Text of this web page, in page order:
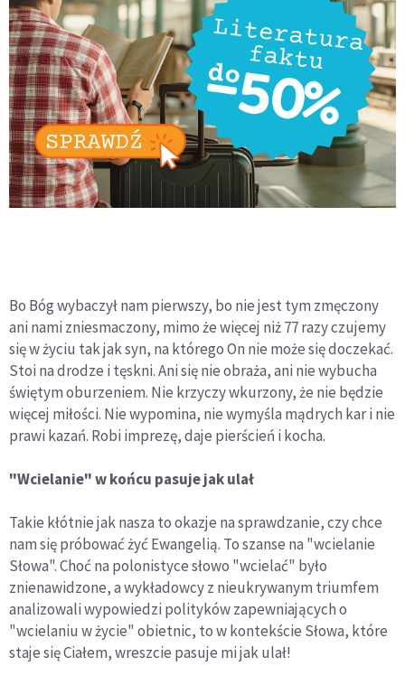
Bo Bóg wybaczył nam pierwszy, bo nie jest tym zmęczony
ani nami zniesmaczony, mimo że więcej niż 77 razy czujemy
się w życiu tak jak syn, na którego On nie może się doczekać.
Stoi na drodze i tęskni. Ani się nie obraża, ani nie wybucha
świętym oburzeniem. Nie krzyczy wkurzony, że nie będzie
więcej miłości. Nie wypomina, nie wymyśla mądrych kar i nie
prawi kazań. Robi imprezę, daje pierścień i kocha.
"Wcielanie" w końcu pasuje jak ulał
Takie kłótnie jak nasza to okazje na sprawdzanie, czy chce
nam się próbować żyć Ewangelią. To szanse na "wcielanie
Słowa". Choć na polonistyce słowo "wcielać" było
znienawidzone, a wykładowcy z nieukrywanym triumfem
analizowali wypowiedzi polityków zapewniających o
"wcielaniu w życie" obietnic, to w kontekście Słowa, które
staje się Ciałem, wreszcie pasuje mi jak ulał!